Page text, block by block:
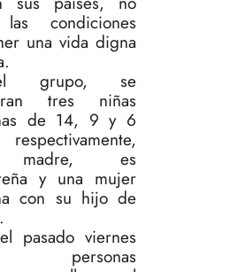
condiciones
una vida digna
grupo, se
tres niñas
de 14, 9 y 6
madre, es
y una mujer
con su hijo de
pasado viernes
personas